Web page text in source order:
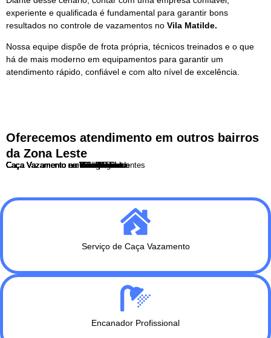
experiente e qualificada é fundamental para garantir bons
resultados no controle de vazamentos no Vila Matilde.
Nossa equipe dispõe de frota própria, técnicos treinados e o que
há de mais moderno em equipamentos para garantir um
atendimento rápido, confiável e com alto nível de excelência.
Oferecemos atendimento em outros bairros
da Zona Leste
Caça Vazamento no Tatuapé
Caça Vazamento na Penha
Caça Vazamento na Vila Carrão
Caça Vazamento na Vila Formosa
Caça Vazamento na Vila Jacuí
Caça Vazamento na Vila Matilde
Caça Vazamento na Vila Prudente
Caça Vazamento na Mooca
Caça Vazamento no Belenzinho
Caça Vazamento em Analia Franco
Caça Vazamento em Aricanduva
Caça Vazamento em São Mateus
Caça Vazamento em Guaianases
Caça Vazamento em Cangaiba
Caça Vazamento em São Miguel
Caça Vazamento em Artur Alvim
Caça Vazamento no Itaim Paulista
Caça Vazamento em Cidade Tiradentes
Caça Vazamento na Cidade Lider
Serviço de Caça Vazamento
Encanador Profissional